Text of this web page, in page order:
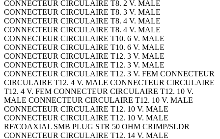
CONNECTEUR CIRCULAIRE T8. 2 V. MALE
CONNECTEUR CIRCULAIRE T8. 3 V. MALE
CONNECTEUR CIRCULAIRE T8. 4 V. MALE
CONNECTEUR CIRCULAIRE T8. 4 V. MALE
CONNECTEUR CIRCULAIRE T10. 6 V. MALE
CONNECTEUR CIRCULAIRE T10. 6 V. MALE
CONNECTEUR CIRCULAIRE T12. 3 V. MALE
CONNECTEUR CIRCULAIRE T12. 3 V. MALE
CONNECTEUR CIRCULAIRE T12. 3 V. FEM CONNECTEUR
CIRCULAIRE T12. 4 V. MALE CONNECTEUR CIRCULAIRE
T12. 4 V. FEM CONNECTEUR CIRCULAIRE T12. 10 V.
MALE CONNECTEUR CIRCULAIRE T12. 10 V. MALE
CONNECTEUR CIRCULAIRE T12. 10 V. MALE
CONNECTEUR CIRCULAIRE T12. 10 V. MALE
RF/COAXIAL SMB PLUG STR 50 OHM CRIMP/SLDR
CONNECTEUR CIRCULAIRE T12. 14 V. MALE